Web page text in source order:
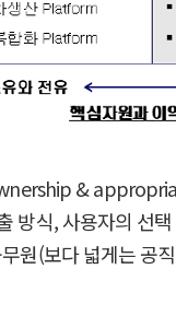
&
방식, 사용자의 선
원(보다 넓게는